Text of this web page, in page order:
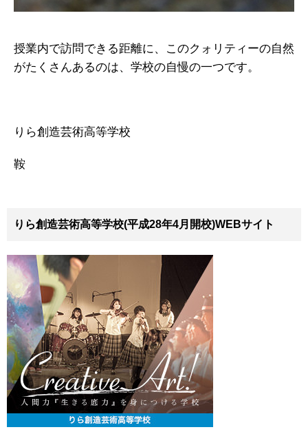
授業内で訪問できる距離に、このクォリティーの自然
がたくさんあるのは、学校の自慢の一つです。
りら創造芸術高等学校
鞍
りら創造芸術高等学校(平成28年4月開校)WEBサイト